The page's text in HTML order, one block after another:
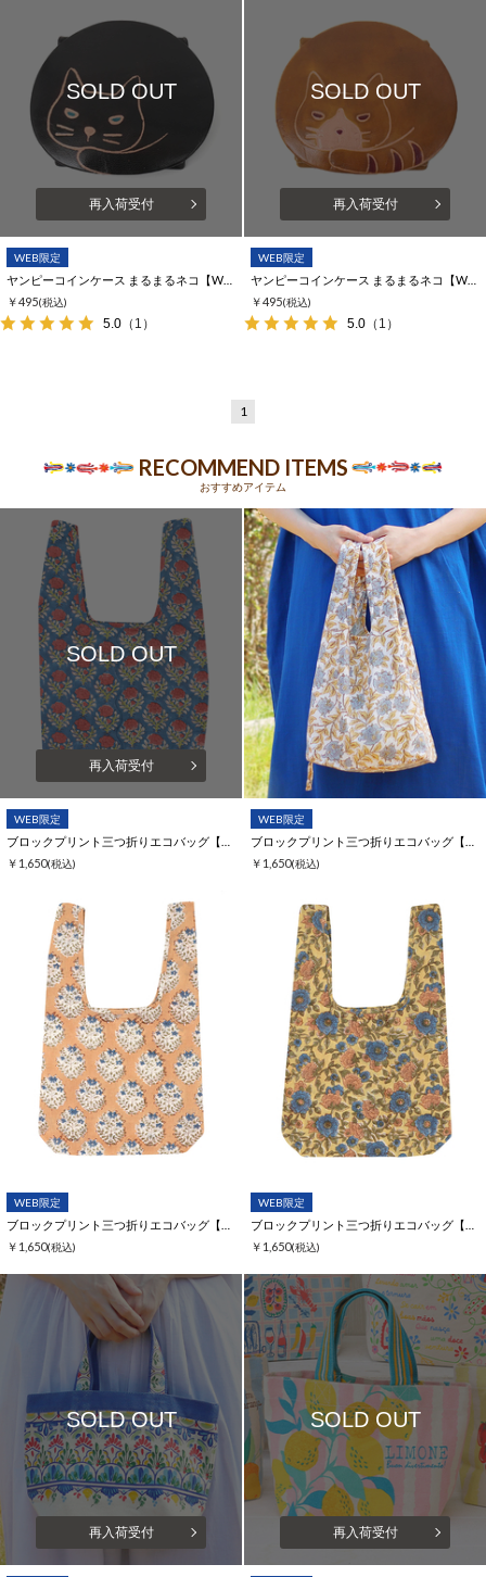
SOLD OUT
再入荷受付
WEB限定
￥495(税込)
5.0 （1）
SOLD OUT
再入荷受付
WEB限定
￥495(税込)
5.0 （1）
1
RECOMMEND ITEMS
おすすめアイテム
SOLD OUT
再入荷受付
WEB限定
￥1,650(税込)
WEB限定
￥1,650(税込)
WEB限定
￥1,650(税込)
WEB限定
￥1,650(税込)
SOLD OUT
再入荷受付
SOLD OUT
再入荷受付